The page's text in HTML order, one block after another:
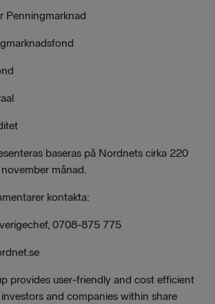
Penningmarknad
baseras på Nordnets cirka 220
månad.
kontakta:
0708-875 775
provides user-friendly and cost efficient
and companies within share